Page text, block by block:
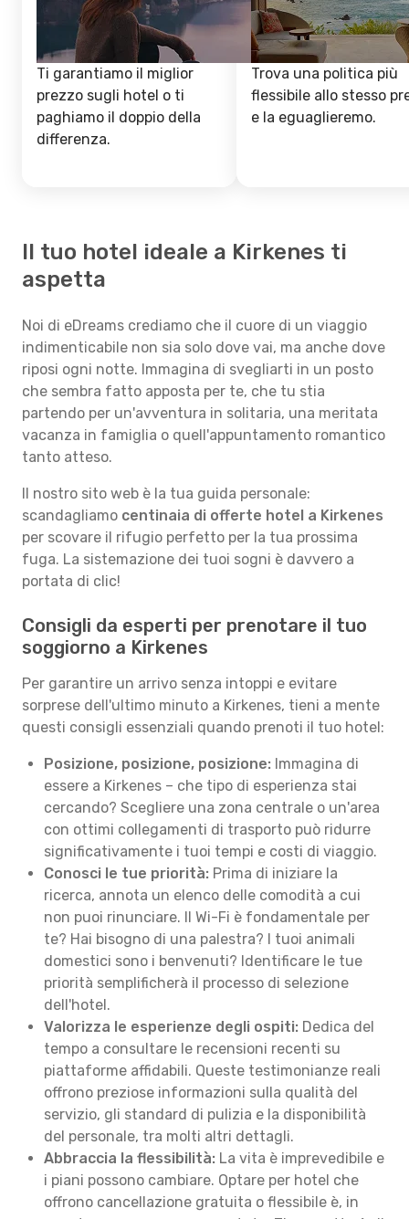
Ti garantiamo il miglior
prezzo sugli hotel o ti
paghiamo il doppio della
differenza.
Trova una politica più
flessibile allo stesso
e la eguaglieremo.
Il tuo hotel ideale a Kirkenes ti
aspetta
Noi di eDreams crediamo che il cuore di un viaggio
indimenticabile non sia solo dove vai, ma anche dove
riposi ogni notte. Immagina di svegliarti in un posto
che sembra fatto apposta per te, che tu stia
partendo per un'avventura in solitaria, una meritata
vacanza in famiglia o quell'appuntamento romantico
tanto atteso.
Il nostro sito web è la tua guida personale:
scandagliamo centinaia di offerte hotel a Kirkenes
per scovare il rifugio perfetto per la tua prossima
fuga. La sistemazione dei tuoi sogni è davvero a
portata di clic!
Consigli da esperti per prenotare il tuo
soggiorno a Kirkenes
Per garantire un arrivo senza intoppi e evitare
sorprese dell'ultimo minuto a Kirkenes, tieni a mente
questi consigli essenziali quando prenoti il tuo hotel:
Posizione, posizione, posizione: Immagina di
essere a Kirkenes – che tipo di esperienza stai
cercando? Scegliere una zona centrale o un'area
con ottimi collegamenti di trasporto può ridurre
significativamente i tuoi tempi e costi di viaggio.
Conosci le tue priorità: Prima di iniziare la
ricerca, annota un elenco delle comodità a cui
non puoi rinunciare. Il Wi-Fi è fondamentale per
te? Hai bisogno di una palestra? I tuoi animali
domestici sono i benvenuti? Identificare le tue
priorità semplificherà il processo di selezione
dell'hotel.
Valorizza le esperienze degli ospiti: Dedica del
tempo a consultare le recensioni recenti su
piattaforme affidabili. Queste testimonianze reali
offrono preziose informazioni sulla qualità del
servizio, gli standard di pulizia e la disponibilità
del personale, tra molti altri dettagli.
Abbraccia la flessibilità: La vita è imprevedibile e
i piani possono cambiare. Optare per hotel che
offrono cancellazione gratuita o flessibile è, in